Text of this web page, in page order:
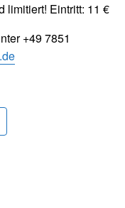
limitiert! Eintritt: 11 €
+49 7851